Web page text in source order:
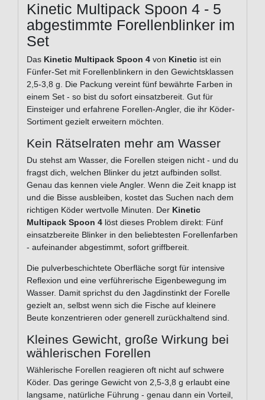
Kinetic Multipack Spoon 4 - 5
abgestimmte Forellenblinker im
Set
Das Kinetic Multipack Spoon 4 von Kinetic ist ein
Fünfer-Set mit Forellenblinkern in den Gewichtsklassen
2,5-3,8 g. Die Packung vereint fünf bewährte Farben in
einem Set - so bist du sofort einsatzbereit. Gut für
Einsteiger und erfahrene Forellen-Angler, die ihr Köder-
Sortiment gezielt erweitern möchten.
Kein Rätselraten mehr am Wasser
Du stehst am Wasser, die Forellen steigen nicht - und du
fragst dich, welchen Blinker du jetzt aufbinden sollst.
Genau das kennen viele Angler. Wenn die Zeit knapp ist
und die Bisse ausbleiben, kostet das Suchen nach dem
richtigen Köder wertvolle Minuten. Der Kinetic
Multipack Spoon 4 löst dieses Problem direkt: Fünf
einsatzbereite Blinker in den beliebtesten Forellenfarben
- aufeinander abgestimmt, sofort griffbereit.
Die pulverbeschichtete Oberfläche sorgt für intensive
Reflexion und eine verführerische Eigenbewegung im
Wasser. Damit sprichst du den Jagdinstinkt der Forelle
gezielt an, selbst wenn sich die Fische auf kleinere
Beute konzentrieren oder generell zurückhaltend sind.
Kleines Gewicht, große Wirkung bei
wählerischen Forellen
Wählerische Forellen reagieren oft nicht auf schwere
Köder. Das geringe Gewicht von 2,5-3,8 g erlaubt eine
langsame, natürliche Führung - genau dann ein Vorteil,